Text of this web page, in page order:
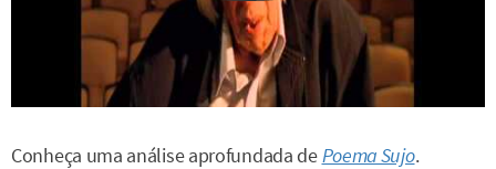
Conheça uma análise aprofundada dePoema Sujo.